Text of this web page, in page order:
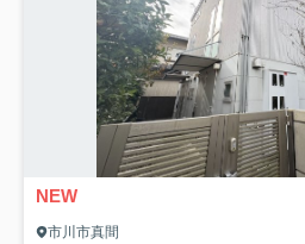
NEW
市川市真間